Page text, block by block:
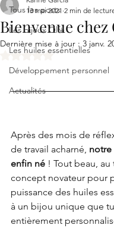
Tous les posts
Les bijoux Olfë
Les huiles essentielles
Développement personnel
Actualités
Bienvenue chez
13 mai 2021 2 min de
Dernière mise à jour : 3 janv.
Noté NaN étoiles sur 5.
Après des mois de
de travail acharné, notre
enfin né ! Tout beau, au
concept novateur pour
puissance des huiles
à un bijou unique que
entièrement